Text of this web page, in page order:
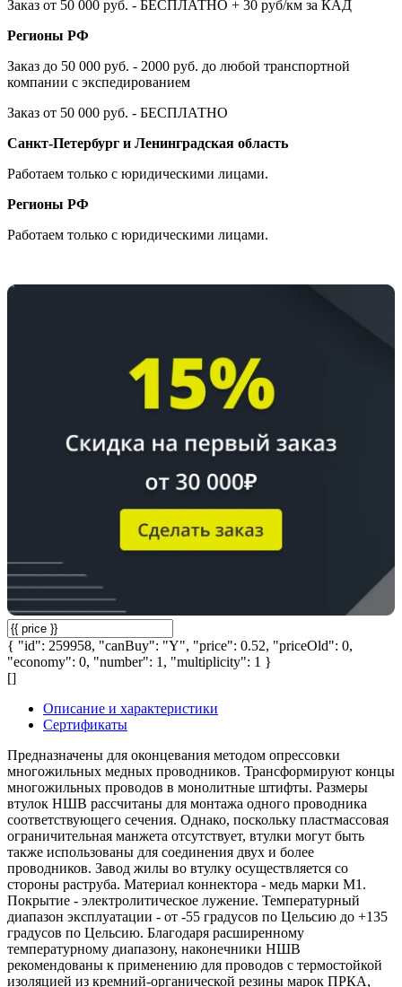
Заказ от 50 000 руб. - БЕСПЛАТНО + 30 руб/км за КАД
Регионы РФ
Заказ до 50 000 руб. - 2000 руб. до любой транспортной
компании с экспедированием
Заказ от 50 000 руб. - БЕСПЛАТНО
Санкт-Петербург и Ленинградская область
Работаем только с юридическими лицами.
Регионы РФ
Работаем только с юридическими лицами.
{ "id": 259958, "canBuy": "Y", "price": 0.52, "priceOld": 0,
"economy": 0, "number": 1, "multiplicity": 1 }
[]
Описание и характеристики
Сертификаты
Предназначены для оконцевания методом опрессовки
многожильных медных проводников. Трансформируют концы
многожильных проводов в монолитные штифты. Размеры
втулок НШВ рассчитаны для монтажа одного проводника
соответствующего сечения. Однако, поскольку пластмассовая
ограничительная манжета отсутствует, втулки могут быть
также использованы для соединения двух и более
проводников. Завод жилы во втулку осуществляется со
стороны раструба. Материал коннектора - медь марки М1.
Покрытие - электролитическое лужение. Температурный
диапазон эксплуатации - от -55 градусов по Цельсию до +135
градусов по Цельсию. Благодаря расширенному
температурному диапазону, наконечники НШВ
рекомендованы к применению для проводов с термостойкой
изоляцией из кремний-органической резины марок ПРКА,